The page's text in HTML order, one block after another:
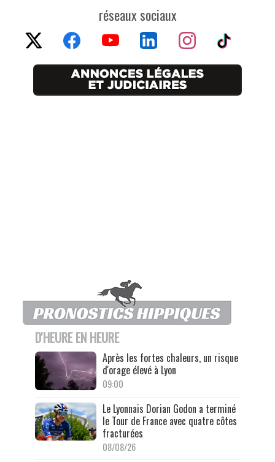
réseaux sociaux
D'HEURE EN HEURE
Après les fortes chaleurs, un risque
d'orage élevé à Lyon
09:00
Le Lyonnais Dorian Godon a terminé
le Tour de France avec quatre côtes
fracturées
08/08/26